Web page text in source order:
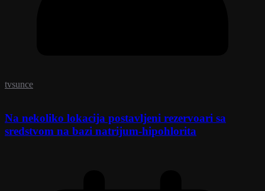
tvsunce
Na nekoliko lokacija postavljeni rezervoari sa
sredstvom na bazi natrijum-hipohlorita